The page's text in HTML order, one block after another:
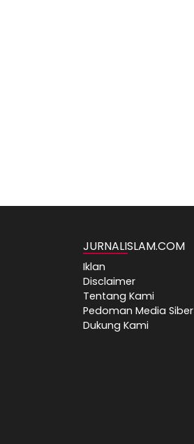
JURNALISLAM.COM
Iklan
Disclaimer
Tentang Kami
Pedoman Media Siber
Dukung Kami